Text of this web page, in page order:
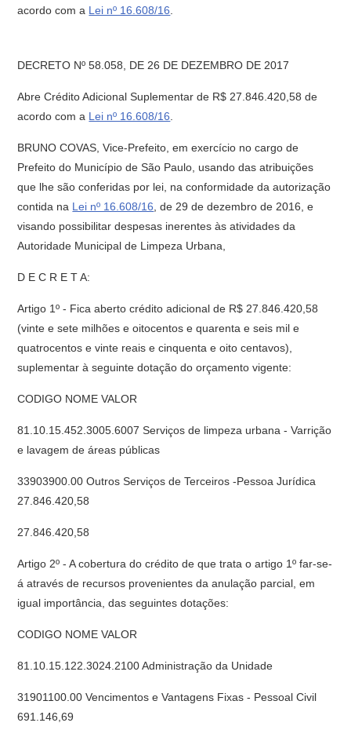
acordo com a Lei nº 16.608/16
DECRETO Nº 58.058, DE 26 DE DEZEMBRO DE 2017
Abre Crédito Adicional Suplementar de R$ 27.846.420,58 de
acordo com a Lei nº 16.608/16
BRUNO COVAS, Vice-Prefeito, em exercício no cargo de
Prefeito do Município de São Paulo, usando das atribuições
que lhe são conferidas por lei, na conformidade da autorização
contida na Lei nº 16.608/16 , de 29 de dezembro de 2016, e
visando possibilitar despesas inerentes às atividades da
Autoridade Municipal de Limpeza Urbana,
D E C R E T A:
Artigo 1º - Fica aberto crédito adicional de R$ 27.846.420,58
(vinte e sete milhões e oitocentos e quarenta e seis mil e
quatrocentos e vinte reais e cinquenta e oito centavos),
suplementar à seguinte dotação do orçamento vigente:
CODIGO NOME VALOR
81.10.15.452.3005.6007 Serviços de limpeza urbana - Varrição
e lavagem de áreas públicas
33903900.00 Outros Serviços de Terceiros -Pessoa Jurídica
27.846.420,58
27.846.420,58
Artigo 2º - A cobertura do crédito de que trata o artigo 1º far-se-
á através de recursos provenientes da anulação parcial, em
igual importância, das seguintes dotações:
CODIGO NOME VALOR
81.10.15.122.3024.2100 Administração da Unidade
31901100.00 Vencimentos e Vantagens Fixas - Pessoal Civil
691.146,69